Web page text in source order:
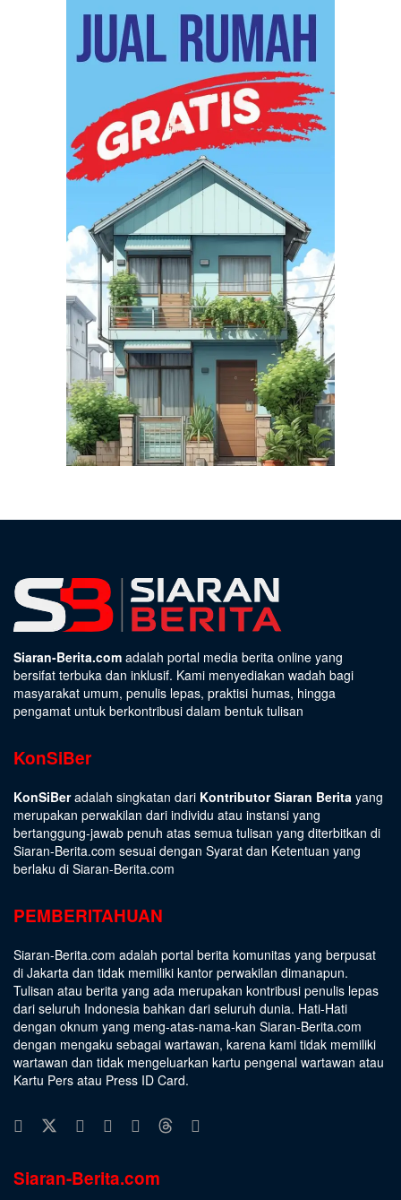
Siaran-Berita.com adalah portal media berita online yang
bersifat terbuka dan inklusif. Kami menyediakan wadah bagi
masyarakat umum, penulis lepas, praktisi humas, hingga
pengamat untuk berkontribusi dalam bentuk tulisan
KonSiBer
KonSiBeradalah singkatan dari Kontributor Siaran Berita yang
merupakan perwakilan dari individu atau instansi yang
bertanggung-jawab penuh atas semua tulisan yang diterbitkan di
Siaran-Berita.com sesuai dengan Syarat dan Ketentuan yang
berlaku di Siaran-Berita.com
PEMBERITAHUAN
Siaran-Berita.com adalah portal berita komunitas yang berpusat
di Jakarta dan tidak memiliki kantor perwakilan dimanapun.
Tulisan atau berita yang ada merupakan kontribusi penulis lepas
dari seluruh Indonesia bahkan dari seluruh dunia. Hati-Hati
dengan oknum yang meng-atas-nama-kan Siaran-Berita.com
dengan mengaku sebagai wartawan, karena kami tidak memiliki
wartawan dan tidak mengeluarkan kartu pengenal wartawan atau
Kartu Pers atau Press ID Card.
Siaran-Berita.com